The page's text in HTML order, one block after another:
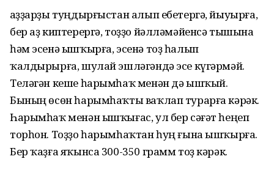
Ҡаҙҙарҙы туңдырғыстан алып ебетергә, йыуырға,
бер аҙ киптерергә, тоҙҙо йәлләмәйенсә тышына
һәм эсенә ышҡырға, эсенә тоҙ һалып
ҡалдырырға, шулай эшләгәндә эсе күгәрмәй.
Теләгән кеше һарымһаҡ менән дә ышҡый.
Бының өсөн һарымһаҡты ваҡлап турарға кәрәк.
Һарымһаҡ менән ышҡығас, ул бер сәғәт һеңеп
торһон. Тоҙҙо һарымһаҡтан һуң ғына ышҡырға.
Бер ҡаҙға яҡынса 300-350 грамм тоҙ кәрәк.